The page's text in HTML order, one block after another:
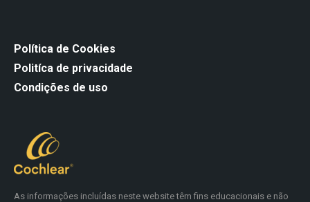
As informações incluídas neste website têm fins educacionais e não
Política de Cookies
Politíca de privacidade
Condições de uso